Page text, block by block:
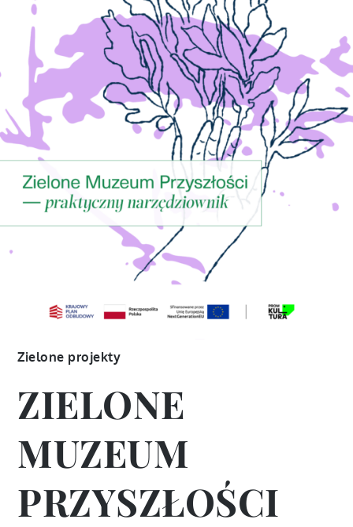
Zielone projekty
ZIELONE
MUZEUM
PRZYSZŁOŚCI